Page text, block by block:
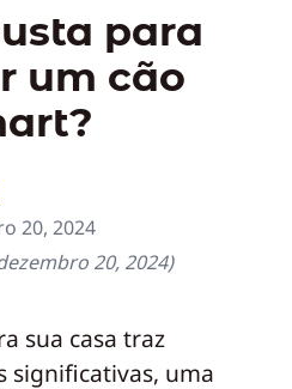
para
um cão
20, 2024
20, 2024)
sua casa traz
significativas, uma